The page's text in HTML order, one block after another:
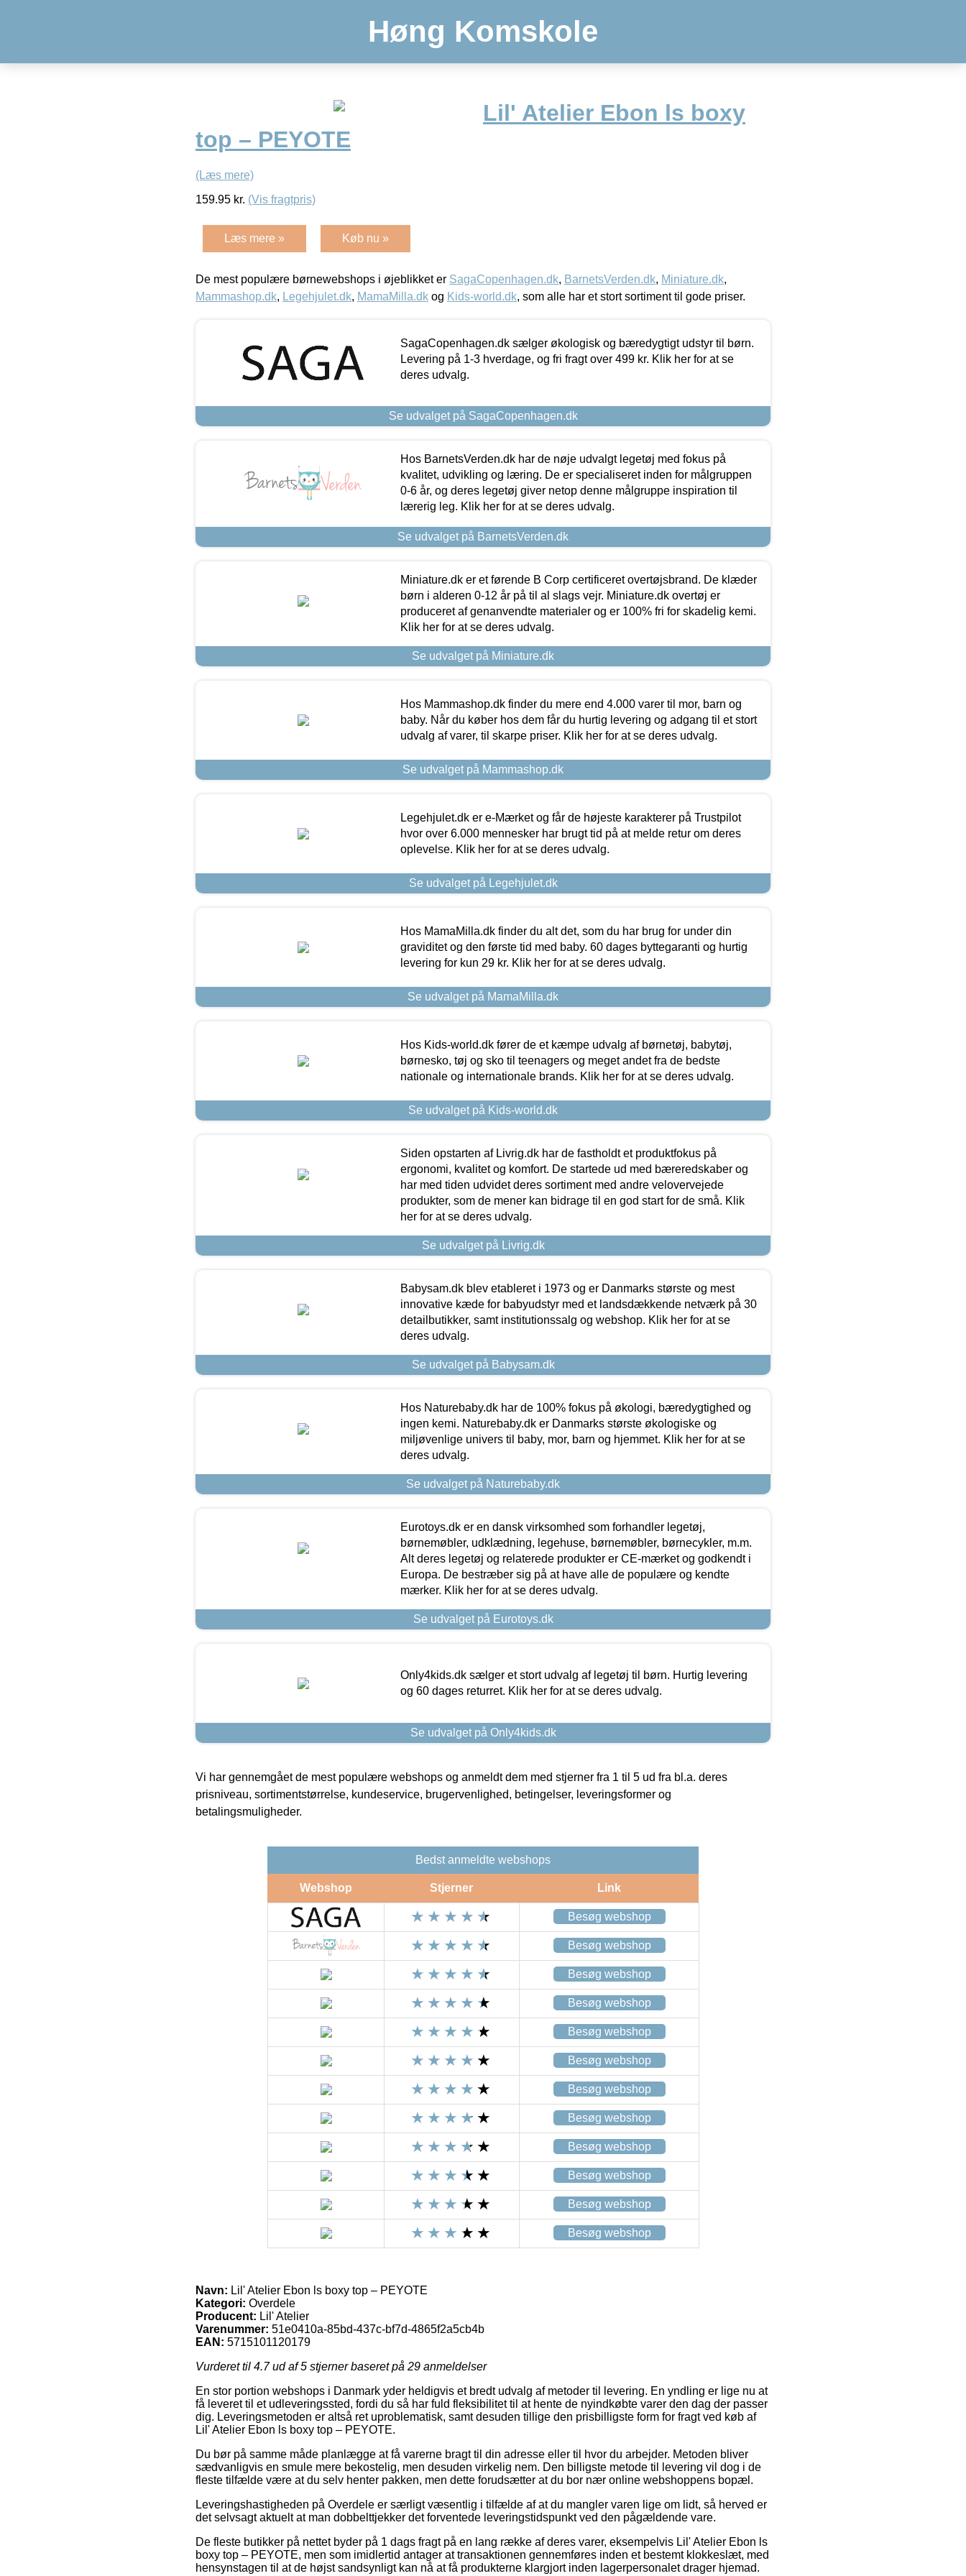
Høng Komskole
Lil' Atelier Ebon ls boxy
top – PEYOTE
(Læs mere)
159.95 kr. (Vis fragtpris)
Læs mere » Køb nu »
De mest populære børnewebshops i øjeblikket er SagaCopenhagen.dk, BarnetsVerden.dk, Miniature.dk,
Mammashop.dk, Legehjulet.dk, MamaMilla.dk og Kids-world.dk, som alle har et stort sortiment til gode priser.
SagaCopenhagen.dk sælger økologisk og bæredygtigt udstyr til børn.
Levering på 1-3 hverdage, og fri fragt over 499 kr. Klik her for at se
deres udvalg.
Se udvalget på SagaCopenhagen.dk
Hos BarnetsVerden.dk har de nøje udvalgt legetøj med fokus på
kvalitet, udvikling og læring. De er specialiseret inden for målgruppen
0-6 år, og deres legetøj giver netop denne målgruppe inspiration til
lærerig leg. Klik her for at se deres udvalg.
Se udvalget på BarnetsVerden.dk
Miniature.dk er et førende B Corp certificeret overtøjsbrand. De klæder
børn i alderen 0-12 år på til al slags vejr. Miniature.dk overtøj er
produceret af genanvendte materialer og er 100% fri for skadelig kemi.
Klik her for at se deres udvalg.
Se udvalget på Miniature.dk
Hos Mammashop.dk finder du mere end 4.000 varer til mor, barn og
baby. Når du køber hos dem får du hurtig levering og adgang til et stort
udvalg af varer, til skarpe priser. Klik her for at se deres udvalg.
Se udvalget på Mammashop.dk
Legehjulet.dk er e-Mærket og får de højeste karakterer på Trustpilot
hvor over 6.000 mennesker har brugt tid på at melde retur om deres
oplevelse. Klik her for at se deres udvalg.
Se udvalget på Legehjulet.dk
Hos MamaMilla.dk finder du alt det, som du har brug for under din
graviditet og den første tid med baby. 60 dages byttegaranti og hurtig
levering for kun 29 kr. Klik her for at se deres udvalg.
Se udvalget på MamaMilla.dk
Hos Kids-world.dk fører de et kæmpe udvalg af børnetøj, babytøj,
børnesko, tøj og sko til teenagers og meget andet fra de bedste
nationale og internationale brands. Klik her for at se deres udvalg.
Se udvalget på Kids-world.dk
Siden opstarten af Livrig.dk har de fastholdt et produktfokus på
ergonomi, kvalitet og komfort. De startede ud med bæreredskaber og
har med tiden udvidet deres sortiment med andre velovervejede
produkter, som de mener kan bidrage til en god start for de små. Klik
her for at se deres udvalg.
Se udvalget på Livrig.dk
Babysam.dk blev etableret i 1973 og er Danmarks største og mest
innovative kæde for babyudstyr med et landsdækkende netværk på 30
detailbutikker, samt institutionssalg og webshop. Klik her for at se
deres udvalg.
Se udvalget på Babysam.dk
Hos Naturebaby.dk har de 100% fokus på økologi, bæredygtighed og
ingen kemi. Naturebaby.dk er Danmarks største økologiske og
miljøvenlige univers til baby, mor, barn og hjemmet. Klik her for at se
deres udvalg.
Se udvalget på Naturebaby.dk
Eurotoys.dk er en dansk virksomhed som forhandler legetøj,
børnemøbler, udklædning, legehuse, børnemøbler, børnecykler, m.m.
Alt deres legetøj og relaterede produkter er CE-mærket og godkendt i
Europa. De bestræber sig på at have alle de populære og kendte
mærker. Klik her for at se deres udvalg.
Se udvalget på Eurotoys.dk
Only4kids.dk sælger et stort udvalg af legetøj til børn. Hurtig levering
og 60 dages returret. Klik her for at se deres udvalg.
Se udvalget på Only4kids.dk
Vi har gennemgået de mest populære webshops og anmeldt dem med stjerner fra 1 til 5 ud fra bl.a. deres
prisniveau, sortimentstørrelse, kundeservice, brugervenlighed, betingelser, leveringsformer og
betalingsmuligheder.
Bedst anmeldte webshops
Webshop Stjerner Link
Besøg webshop
Besøg webshop
Besøg webshop
Besøg webshop
Besøg webshop
Besøg webshop
Besøg webshop
Besøg webshop
Besøg webshop
Besøg webshop
Besøg webshop
Besøg webshop
Navn: Lil' Atelier Ebon ls boxy top – PEYOTE
Kategori: Overdele
Producent: Lil' Atelier
Varenummer: 51e0410a-85bd-437c-bf7d-4865f2a5cb4b
EAN: 5715101120179
Vurderet til 4.7ud af 5 stjerner baseret på 29 anmeldelser
En stor portion webshops i Danmark yder heldigvis et bredt udvalg af metoder til levering. En yndling er lige nu at
få leveret til et udleveringssted, fordi du så har fuld fleksibilitet til at hente de nyindkøbte varer den dag der passer
dig. Leveringsmetoden er altså ret uproblematisk, samt desuden tillige den prisbilligste form for fragt ved køb af
Lil' Atelier Ebon ls boxy top – PEYOTE.
Du bør på samme måde planlægge at få varerne bragt til din adresse eller til hvor du arbejder. Metoden bliver
sædvanligvis en smule mere bekostelig, men desuden virkelig nem. Den billigste metode til levering vil dog i de
fleste tilfælde være at du selv henter pakken, men dette forudsætter at du bor nær online webshoppens bopæl.
Leveringshastigheden på Overdele er særligt væsentlig i tilfælde af at du mangler varen lige om lidt, så herved er
det selvsagt aktuelt at man dobbelttjekker det forventede leveringstidspunkt ved den pågældende vare.
De fleste butikker på nettet byder på 1 dags fragt på en lang række af deres varer, eksempelvis Lil' Atelier Ebon ls
boxy top – PEYOTE, men som imidlertid antager at transaktionen gennemføres inden et bestemt klokkeslæt, med
hensynstagen til at de højst sandsynligt kan nå at få produkterne klargjort inden lagerpersonalet drager hjemad.